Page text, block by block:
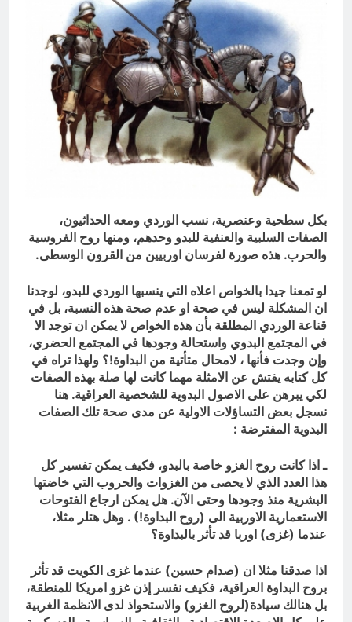
بكل سطحية وعنصرية، نسب الوردي ومعه الحداثيون،
الصفات السلبية والعنفية للبدو وحدهم، ومنها روح الفروسية
والحرب. هذه صورة لفرسان اوربيين من القرون الوسطى.
لو تمعنا جيدا بالخواص اعلاه التي ينسبها الوردي للبدو، لوجدنا
ان المشكلة ليس في صحة او عدم صحة هذه النسبة، بل في
قناعة الوردي المطلقة بأن هذه الخواص لا يمكن ان توجد الا
في المجتمع البدوي واستحالة وجودها في المجتمع الحضري،
وإن وجدت فأنها ، لامحال متأتية من البداوة!؟ ولهذا تراه في
كل كتابه يفتش عن الامثلة مهما كانت لها صلة بهذه الصفات
لكي يبرهن على الاصول البدوية للشخصية العراقية. هنا
نسجل بعض التساؤلات الاولية عن مدى صحة تلك الصفات
البدوية المفترضة :
ـ اذا كانت روح الغزو خاصة بالبدو، فكيف يمكن تفسير كل
هذا العدد الذي لا يحصى من الغزوات والحروب التي خاضتها
البشرية منذ وجودها وحتى الآن. هل يمكن ارجاع الفتوحات
الاستعمارية الاوربية الى (روح البداوة!) . وهل هتلر مثلا،
عندما (غزى) اوربا قد تأثر بالبداوة؟
اذا صدقنا مثلا ان (صدام حسين) عندما غزى الكويت قد تأثر
بروح البداوة العراقية، فكيف نفسر إذن غزو امريكا للمنطقة،
بل هنالك سيادة(لروح الغزو) والاستحواذ لدى الانظمة الغربية